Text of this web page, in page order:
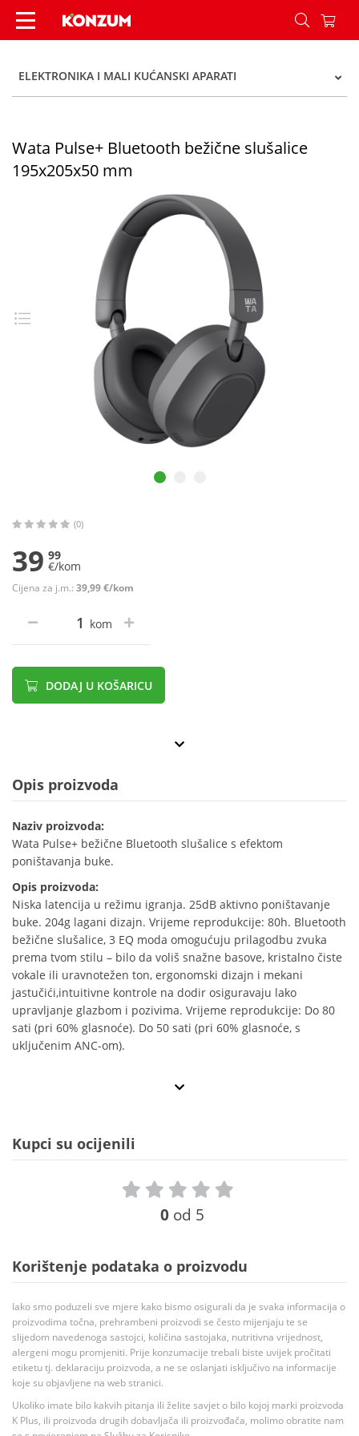
Wata Pulse+ Bluetooth bežične slušalice
ELEKTRONIKA I MALI KUĆANSKI APARATI
Wata Pulse+ Bluetooth bežične slušalice
195x205x50 mm
(0)
39 99
€/kom
Cijena za j.m.: 39,99 €/kom
kom
DODAJ U KOŠARICU
Opis proizvoda
Naziv proizvoda:
Wata Pulse+ bežične Bluetooth slušalice s efektom
poništavanja buke.
Opis proizvoda:
Niska latencija u režimu igranja. 25dB aktivno poništavanje
buke. 204g lagani dizajn. Vrijeme reprodukcije: 80h. Bluetooth
bežične slušalice, 3 EQ moda omogućuju prilagodbu zvuka
prema tvom stilu – bilo da voliš snažne basove, kristalno čiste
vokale ili uravnotežen ton, ergonomski dizajn i mekani
jastučići,intuitivne kontrole na dodir osiguravaju lako
upravljanje glazbom i pozivima. Vrijeme reprodukcije: Do 80
sati (pri 60% glasnoće). Do 50 sati (pri 60% glasnoće, s
uključenim ANC-om).
Kupci su ocijenili
0 od 5
Korištenje podataka o proizvodu
Iako smo poduzeli sve mjere kako bismo osigurali da je svaka informacija o
proizvodima točna, prehrambeni proizvodi se često mijenjaju te se
slijedom navedenoga sastojci, količina sastojaka, nutritivna vrijednost,
alergeni mogu promjeniti. Prije konzumacije trebali biste uvijek pročitati
etiketu tj. deklaraciju proizvoda, a ne se oslanjati isključivo na informacije
koje su objavljene na web stranici.
Ukoliko imate bilo kakvih pitanja ili želite savjet o bilo kojoj marki proizvoda
K Plus, ili proizvoda drugih dobavljača ili proizvođača, molimo obratite nam